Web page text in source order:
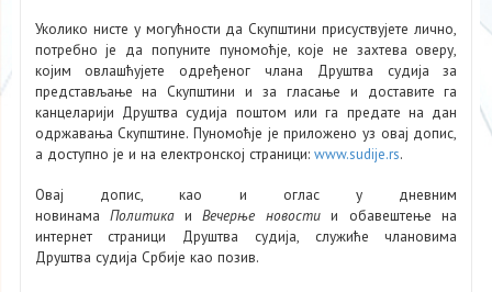
Уколико нисте у могућности да Скупштини присуствујете лично,
потребно је да попуните пуномоћје, које не захтева оверу,
којим овлашћујете одређеног члана Друштва судија за
представљање на Скупштини и за гласање и доставите га
канцеларији Друштва судија поштом или га предате на дан
одржавања Скупштине. Пуномоћје је приложено уз овај допис,
а доступно је и на електронској страници: www.sudije.rs.
Овај допис, као и оглас у дневним
новинамаПолитикаиВечерње новостии обавештење на
интернет страници Друштва судија, служиће члановима
Друштва судија Србије као позив.